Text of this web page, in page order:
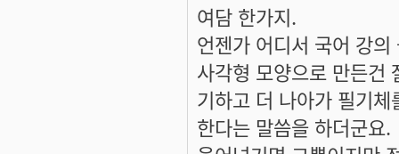
여담 한가지.
언젠가 어디서 국어 강
사각형 모양으로 만든
기하고 더 나아가 필기
한다는 말씀을 하더군요.